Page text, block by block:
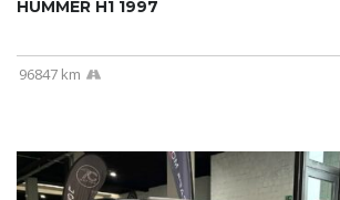
HUMMER H1 1997
96847 km